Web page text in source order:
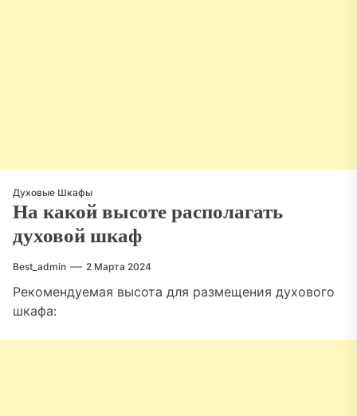
Духовые Шкафы
На какой высоте располагать
духовой шкаф
Best_admin 2 Марта 2024
Рекомендуемая высота для размещения духового
шкафа: